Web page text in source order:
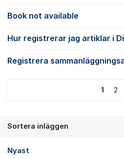
Book not available
Hur registrerar jag artiklar i
Registrera
1 2
Sortera inläggen
Nyast